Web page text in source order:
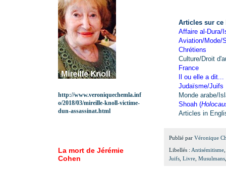
Articles sur ce
Affaire al-Dura/
Aviation/Mode/
Chrétiens
Culture/Droit
France
Il ou elle a dit...
Judaïsme/Juifs
Monde arabe/
Shoah (
Articles in
Publié par Véronique
Libellés : Antisémitisme,
Juifs, Livre, Musulmans
http://www.veroniquechemla.inf
o/2018/03/mireille-knoll-victime-
dun-assassinat.html
La mort de Jérémie
Cohen